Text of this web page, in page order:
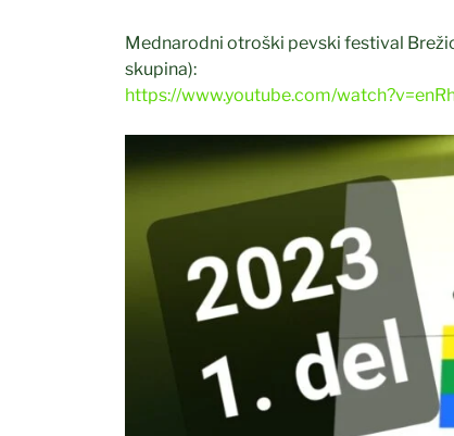
Mednarodni otroški pevski festival
skupina):
https://www.youtube.com/
Občina Brežice